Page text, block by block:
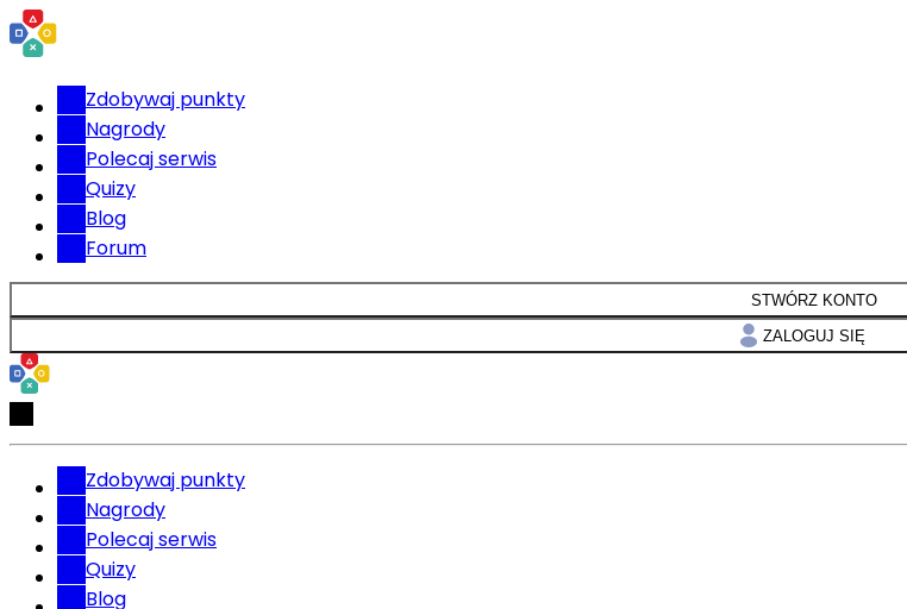
Zdobywaj punkty
Nagrody
Polecaj serwis
Quizy
Blog
Forum
STWÓRZ KONTO
ZALOGUJ SIĘ
Zdobywaj punkty
Nagrody
Polecaj serwis
Quizy
Blog